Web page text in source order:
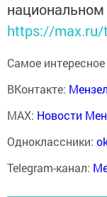
https://max.ru/
Самое
ВКонтакте:
MAX: Новости
Одноклассники:
Telegram-канал: